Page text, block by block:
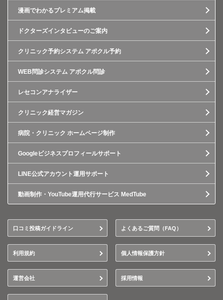
漫画でわかるプレミアム掲載
ドクターズインタビューのご案内
クリニック予約システム アポクル予約
WEB問診システム アポクル問診
レセコンアナライザー
クリニック経営マガジン
病院・クリニック ホームページ制作
Googleビジネスプロフィールサポート
LINE公式アカウント運用サポート
動画制作・YouTube運用代行サービス MedTube
口コミ投稿ガイドライン よくあるご質問（FAQ）
利用規約 個人情報保護方針
運営会社 採用情報